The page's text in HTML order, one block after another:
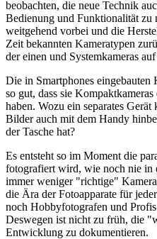
beobachten, die neue Technik
Bedienung und Funktionalität zu
weitgehend vorbei und die
Zeit bekannten Kameratypen
der einen und Systemkameras
Die in Smartphones eingebauten
so gut, dass sie
haben. Wozu ein separates
Bilder auch mit dem Handy
der Tasche hat?
Es entsteht so im Moment die
fotografiert wird, wie noch nie in
immer weniger "richtige"
die Ära der Fotoapparate für
noch Hobbyfotografen und
Deswegen ist nicht zu früh, die
Entwicklung zu dokumentieren.